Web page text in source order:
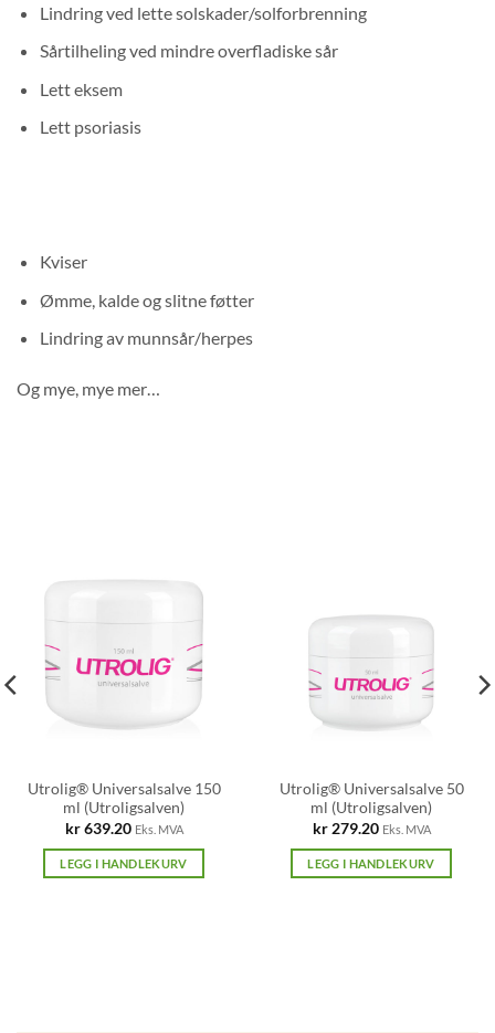
Lindring ved lette solskader/solforbrenning
Sårtilheling ved mindre overfladiske sår
Lett eksem
Lett psoriasis
Kviser
Ømme, kalde og slitne føtter
Lindring av munnsår/herpes
Og mye, mye mer…
Utrolig® Universalsalve 150
ml (Utroligsalven)
kr639.20 Eks. MVA
LEGG I HANDLEKURV
Utrolig® Universalsalve 50
ml (Utroligsalven)
kr279.20 Eks. MVA
LEGG I HANDLEKURV